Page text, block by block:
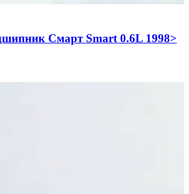
Смарт Smart 0.6L 1998>